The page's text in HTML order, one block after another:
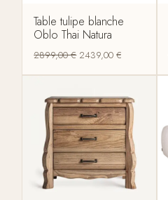
Table tulipe blanche
Oblo Thai Natura
2899,00€ 2439,00€